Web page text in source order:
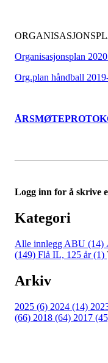
Organisasjonsplan
Org.plan håndball
Logg inn for å skrive
Kategori
Alle innlegg ABU (14)
(149) Flå IL, 125 år (1)
Arkiv
2025 (6) 2024 (14)
(66) 2018 (64) 2017